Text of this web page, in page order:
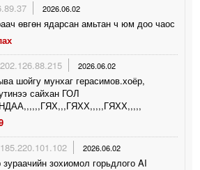
2026.06.02
өвгөн ядарсан амьтан ч юм доо чаос
202.126.88.215 2026.06.02
шойгу мунхаг герасимов.хоёр,
сайхан ГОЛ
185.220.101.102 2026.06.02
зохиомол горьдлого AI